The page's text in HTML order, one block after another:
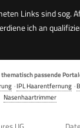
Links sind sog.
ich an
passende
·IPL Haarentfernung ·
Nasenhaartrimmer